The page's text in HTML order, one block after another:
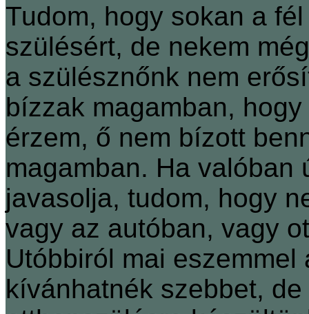
Tudom, hogy sokan a
szülésért, de nekem
a szülésznőnk nem
bízzak magamban,
érzem, ő nem bízott
magamban. Ha valóban
javasolja, tudom, hogy
vagy az autóban, vagy
Utóbbiról mai
kívánhatnék szebbet,